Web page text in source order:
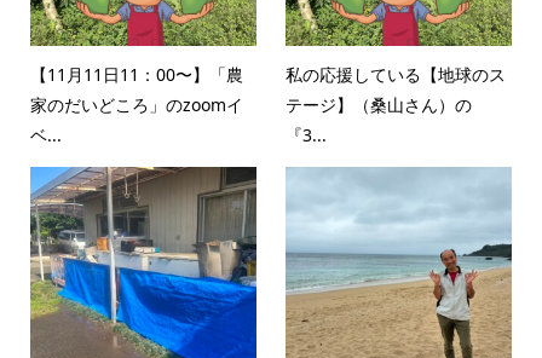
【11月11日11：00〜】「農
家のだいどころ」のzoomイ
ベ...
私の応援している【地球のス
テージ】（桑山さん）の
『3...